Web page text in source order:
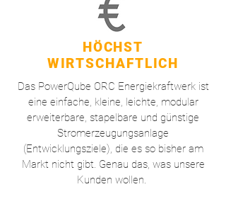
HÖCHST
WIRTSCHAFTLICH
Das PowerQube ORC Energiekraftwerk ist
eine einfache, kleine, leichte, modular
erweiterbare, stapelbare und günstige
Stromerzeugungsanlage
(Entwicklungsziele), die es so bisher am
Markt nicht gibt. Genau das, was unsere
Kunden wollen.